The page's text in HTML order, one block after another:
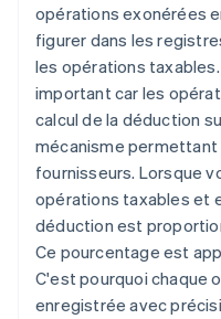
opérations exonérées
figurer dans les
les opérations
important car les
calcul de la déduction
mécanisme permettant
fournisseurs. Lorsque
opérations taxables et
déduction est
Ce pourcentage est
C'est pourquoi chaque
enregistrée avec